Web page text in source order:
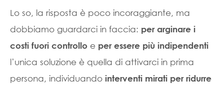
Lo so, la risposta è poco incoraggiante, ma
dobbiamo guardarci in faccia: per arginare i
costi fuori controllo e per essere più indipendenti
l’unica soluzione è quella di attivarci in prima
persona, individuando interventi mirati per ridurre